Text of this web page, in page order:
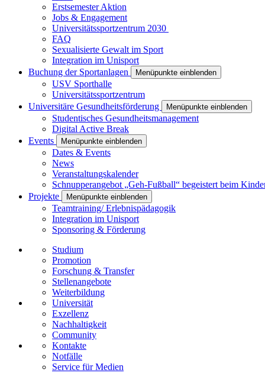
Erstsemester Aktion
Jobs & Engagement
Universitätssportzentrum 2030
FAQ
Sexualisierte Gewalt im Sport
Integration im Unisport
Buchung der Sportanlagen
Menüpunkte einblenden
USV Sporthalle
Universitätssportzentrum
Universitäre Gesundheitsförderung
Menüpunkte einblenden
Studentisches Gesundheitsmanagement
Digital Active Break
Events
Menüpunkte einblenden
Dates & Events
News
Veranstaltungskalender
Schnupperangebot „Geh-Fußball“ begeistert beim
Projekte
Menüpunkte einblenden
Teamtraining/ Erlebnispädagogik
Integration im Unisport
Sponsoring & Förderung
Studium
Promotion
Forschung & Transfer
Stellenangebote
Weiterbildung
Universität
Exzellenz
Nachhaltigkeit
Community
Kontakte
Notfälle
Service für Medien